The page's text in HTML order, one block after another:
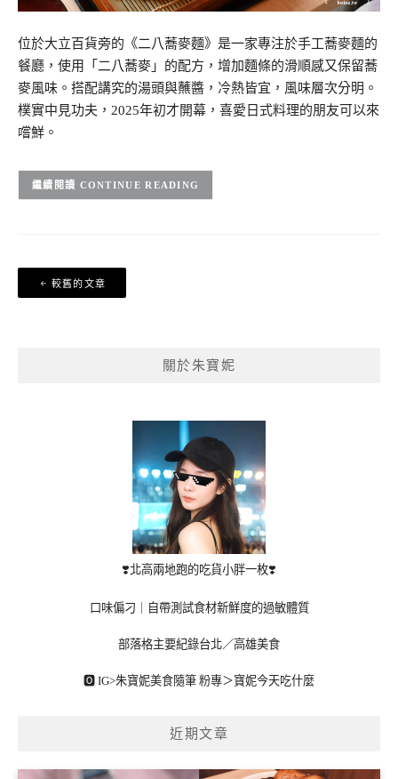
位於大立百貨旁的《二八蕎麥麵》是一家專注於手工蕎麥麵的
餐廳，使用「二八蕎麥」的配方，增加麵條的滑順感又保留蕎
麥風味。搭配講究的湯頭與蘸醬，冷熱皆宜，風味層次分明。
樸實中見功夫，2025年初才開幕，喜愛日式料理的朋友可以來
嚐鮮。
CONTINUE READING
文
章
較舊的文章
關於朱寶妮
❣️北高兩地跑的吃貨小胖一枚❣️
口味偏刁｜自帶測試食材新鮮度的過敏體質
部落格主要紀錄台北／高雄美食
🅾 IG>朱寶妮美食隨筆 粉專＞寶妮今天吃什麼
近期文章